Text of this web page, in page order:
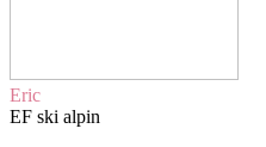
Eric
EF ski alpin